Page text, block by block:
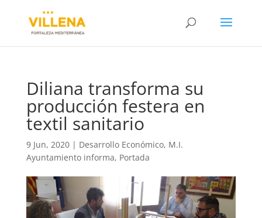
Diliana transforma su
producción festera en
textil sanitario
9 Jun, 2020| Desarrollo Económico, M.I.
Ayuntamiento informa, Portada